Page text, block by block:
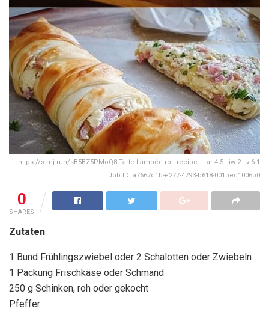
https://s.mj.run/sB5BZ5PMoQ8 Tarte flambée roll recipe . --ar 4:5 --iw 2 --v 6.1
Job ID: a7667d1b-e277-4793-b618-001bec1006b0
0
SHARES
Zutaten
1 Bund Frühlingszwiebel oder 2 Schalotten oder Zwiebeln
1 Packung Frischkäse oder Schmand
250 g Schinken, roh oder gekocht
Pfeffer